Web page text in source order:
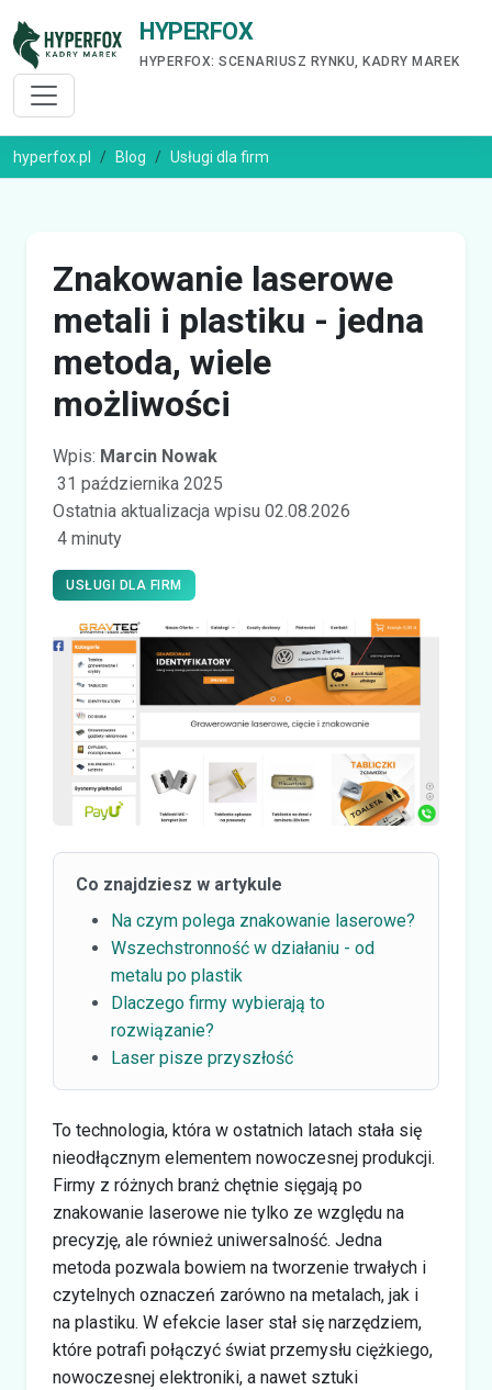
HYPERFOX
HYPERFOX: SCENARIUSZ RYNKU, KADRY MAREK
hyperfox.pl Blog Usługi dla firm
Znakowanie laserowe
metali i plastiku - jedna
metoda, wiele
możliwości
Wpis: Marcin Nowak
31 października 2025
Ostatnia aktualizacja wpisu 02.08.2026
4 minuty
USŁUGI DLA FIRM
Co znajdziesz w artykule
Na czym polega znakowanie laserowe?
Wszechstronność w działaniu - od
metalu po plastik
Dlaczego firmy wybierają to
rozwiązanie?
Laser pisze przyszłość
To technologia, która w ostatnich latach stała się
nieodłącznym elementem nowoczesnej produkcji.
Firmy z różnych branż chętnie sięgają po
znakowanie laserowe nie tylko ze względu na
precyzję, ale również uniwersalność. Jedna
metoda pozwala bowiem na tworzenie trwałych i
czytelnych oznaczeń zarówno na metalach, jak i
na plastiku. W efekcie laser stał się narzędziem,
które potrafi połączyć świat przemysłu ciężkiego,
nowoczesnej elektroniki, a nawet sztuki